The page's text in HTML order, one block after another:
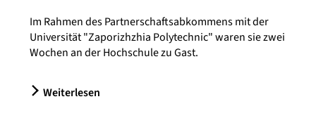
Im Rahmen des Partnerschaftsabkommens mit der
Universität "Zaporizhzhia Polytechnic" waren sie zwei
Wochen an der Hochschule zu Gast.
Weiterlesen